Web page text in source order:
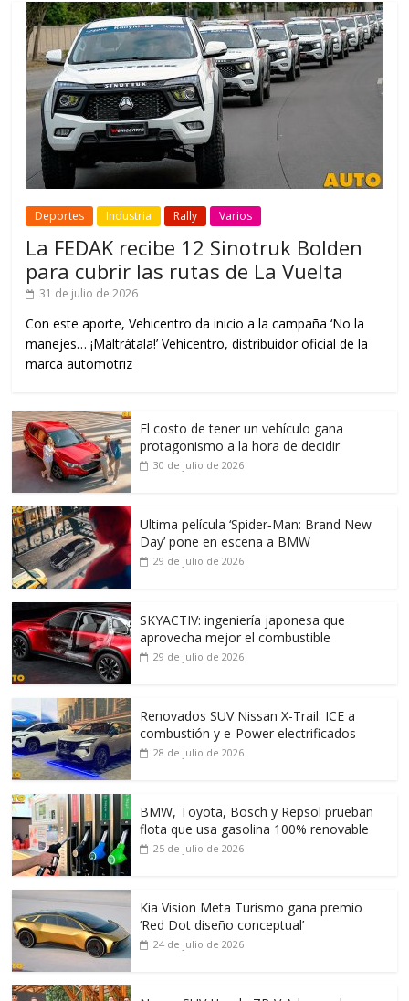
Deportes Industria Rally Varios
La FEDAK recibe 12 Sinotruk Bolden
para cubrir las rutas de La Vuelta
31 de julio de 2026
Con este aporte, Vehicentro da inicio a la campaña ‘No la
manejes… ¡Maltrátala!’ Vehicentro, distribuidor oficial de la
marca automotriz
El costo de tener un vehículo gana
protagonismo a la hora de decidir
30 de julio de 2026
Ultima película ‘Spider‑Man: Brand New
Day’ pone en escena a BMW
29 de julio de 2026
SKYACTIV: ingeniería japonesa que
aprovecha mejor el combustible
29 de julio de 2026
Renovados SUV Nissan X-Trail: ICE a
combustión y e-Power electrificados
28 de julio de 2026
BMW, Toyota, Bosch y Repsol prueban
flota que usa gasolina 100% renovable
25 de julio de 2026
Kia Vision Meta Turismo gana premio
‘Red Dot diseño conceptual’
24 de julio de 2026